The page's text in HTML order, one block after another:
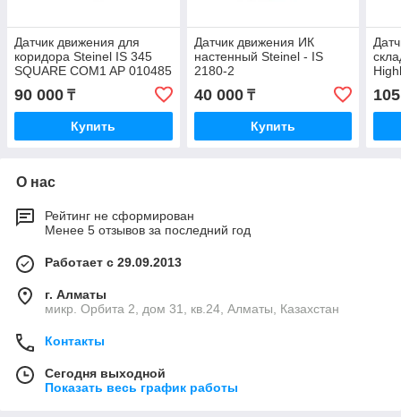
Датчик движения для
коридора Steinel IS 345
SQUARE COM1 AP 010485
90 000 ₸
Купить
Датчик движения ИК
настенный Steinel - IS
2180-2
40 000₸
Купить
О нас
Рейтинг не сформирован
Менее 5 отзывов за последний год
Работает с 29.09.2013
г. Алматы
микр. Орбита 2, дом 31, кв.24, Алматы, Казахстан
Контакты
Сегодня выходной
Показать весь график работы